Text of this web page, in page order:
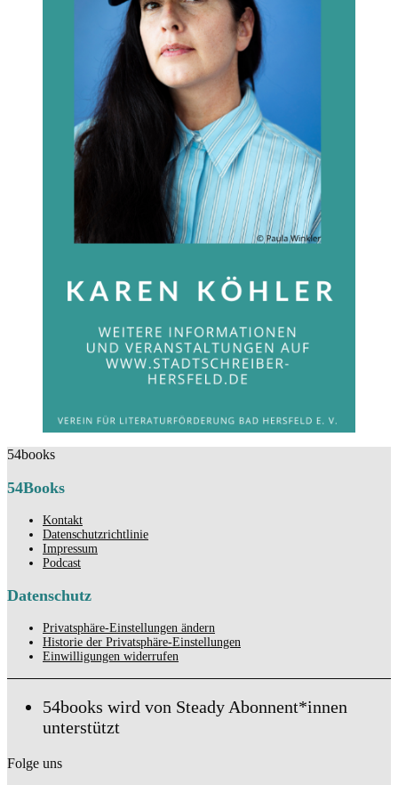
54books
54Books
Kontakt
Datenschutzrichtlinie
Impressum
Podcast
Datenschutz
Privatsphäre-Einstellungen ändern
Historie der Privatsphäre-Einstellungen
Einwilligungen widerrufen
54books wird von Steady Abonnent*innen
unterstützt
Folge uns